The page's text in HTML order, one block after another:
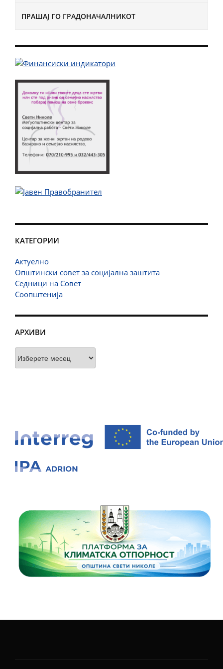
ПРАШАЈ ГО ГРАДОНАЧАЛНИКОТ
КАТЕГОРИИ
Актуелно
Општински совет за социјална заштита
Седници на Совет
Соопштенија
АРХИВИ